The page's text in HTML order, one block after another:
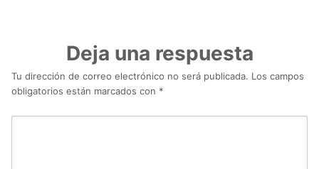
Deja una respuesta
Tu dirección de correo electrónico no será publicada. Los campos
obligatorios están marcados con *